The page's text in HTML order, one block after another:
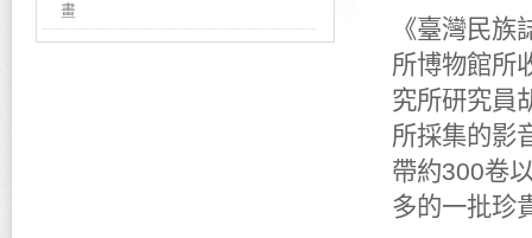
畫
《臺灣民
所博物館所
究所研究員
所採集的影
帶約300卷
多的一批珍